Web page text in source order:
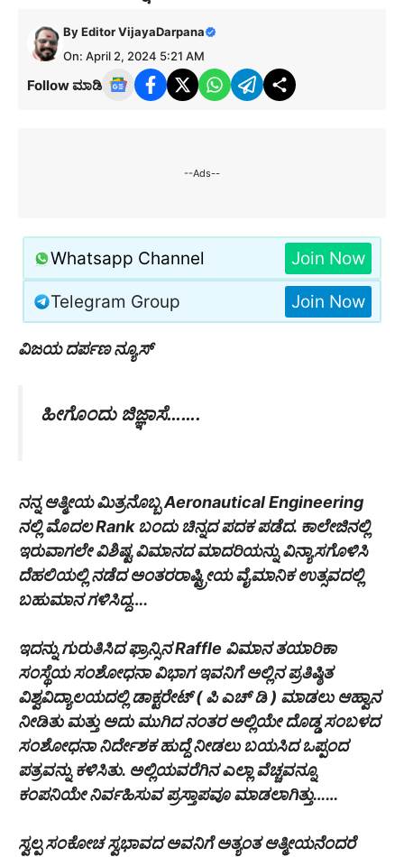
ByEditor VijayaDarpana
On: April 2, 2024 5:21 AM
Follow ಮಾಡಿ
--Ads--
Whatsapp Channel Join Now
Telegram Group Join Now
ವಿಜಯ ದರ್ಪಣ ನ್ಯೂಸ್
ಹೀಗೊಂದು ಜಿಜ್ಞಾಸೆ…….
ನನ್ನ ಆತ್ಮೀಯ ಮಿತ್ರನೊಬ್ಬ Aeronautical Engineering
ನಲ್ಲಿ ಮೊದಲ Rank ಬಂದು ಚಿನ್ನದ ಪದಕ ಪಡೆದ. ಕಾಲೇಜಿನಲ್ಲಿ
ಇರುವಾಗಲೇ ವಿಶಿಷ್ಟ ವಿಮಾನದ ಮಾದರಿಯನ್ನು ವಿನ್ಯಾಸಗೊಳಿಸಿ
ದೆಹಲಿಯಲ್ಲಿ ನಡೆದ ಅಂತರರಾಷ್ಟ್ರೀಯ ವೈಮಾನಿಕ ಉತ್ಸವದಲ್ಲಿ
ಬಹುಮಾನ ಗಳಿಸಿದ್ದ….
ಇದನ್ನು ಗುರುತಿಸಿದ ಫ್ರಾನ್ಸಿನ Raffle ವಿಮಾನ ತಯಾರಿಕಾ
ಸಂಸ್ಥೆಯ ಸಂಶೋಧನಾ ವಿಭಾಗ ಇವನಿಗೆ ಅಲ್ಲಿನ ಪ್ರತಿಷ್ಠಿತ
ವಿಶ್ವವಿದ್ಯಾಲಯದಲ್ಲಿ ಡಾಕ್ಟರೇಟ್ ( ಪಿ ಎಚ್ ಡಿ ) ಮಾಡಲು ಆಹ್ವಾನ
ನೀಡಿತು ಮತ್ತು ಅದು ಮುಗಿದ ನಂತರ ಅಲ್ಲಿಯೇ ದೊಡ್ಡ ಸಂಬಳದ
ಸಂಶೋಧನಾ ನಿರ್ದೇಶಕ ಹುದ್ದೆ ನೀಡಲು ಬಯಸಿದ ಒಪ್ಪಂದ
ಪತ್ರವನ್ನು ಕಳಿಸಿತು. ಅಲ್ಲಿಯವರೆಗಿನ ಎಲ್ಲಾ ವೆಚ್ಚವನ್ನೂ
ಕಂಪನಿಯೇ ನಿರ್ವಹಿಸುವ ಪ್ರಸ್ತಾಪವೂ ಮಾಡಲಾಗಿತ್ತು……
ಸ್ವಲ್ಪ ಸಂಕೋಚ ಸ್ವಭಾವದ ಅವನಿಗೆ ಅತ್ಯಂತ ಆತ್ಮೀಯನೆಂದರೆ